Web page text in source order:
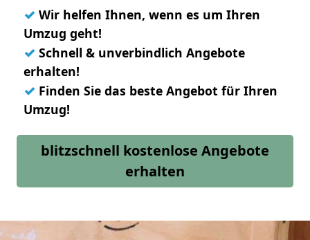
✓ Wir helfen Ihnen, wenn es um Ihren
Umzug geht!
✓ Schnell & unverbindlich Angebote
erhalten!
✓ Finden Sie das beste Angebot für Ihren
Umzug!
blitzschnell kostenlose Angebote
erhalten